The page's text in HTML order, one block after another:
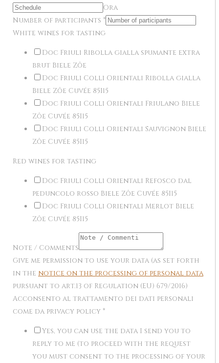
Ora
Number of participants *
White wines for tasting
Doc Friuli Ribolla gialla spumante extra
brut Biele Zôe
Doc Friuli Colli Orientali Ribolla gialla
Biele Zôe Cuvée 85I15
Doc Friuli Colli Orientali Friulano Biele
Zôe Cuvée 85I15
Doc Friuli Colli Orientali Sauvignon Biele
Zôe Cuvée 85I15
Red wines for tasting
Doc Friuli Colli Orientali Refosco dal
peduncolo rosso Biele Zôe Cuvée 85I15
Doc Friuli Colli Orientali Merlot Biele
Zôe Cuvée 85I15
Note / Comments
Give me permission to use your data (as set forth
in the notice on the processing of personal data
pursuant to art.13 of Regulation (EU) 679/2016)
Acconsento al trattamento dei dati personali
come da privacy policy *
Yes, you can use the data I send you to
reply to me (to proceed with the request
you must consent to the processing of your